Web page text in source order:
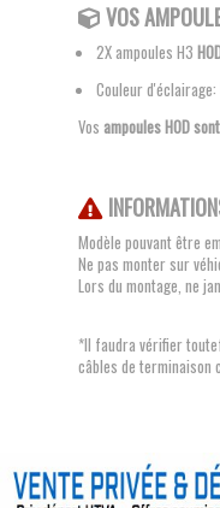
VOS
2X ampoules H3
Couleur d'éclairage:
Vos ampoules HOD
Modèle pouvant être
Ne pas monter sur
Lors du montage, ne
*Il faudra vérifier
câbles de terminaison